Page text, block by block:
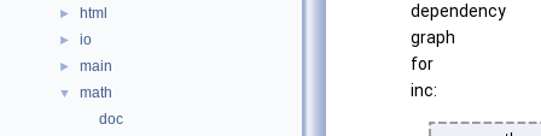
► html
► io
► main
▼
math
doc
dependency
graph
for
inc: